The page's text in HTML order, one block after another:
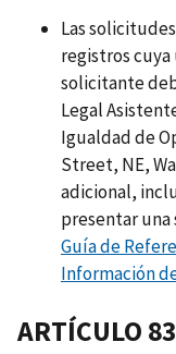
Las
registros cuya
solicitante
Legal
Igualdad de
Street, NE,
adicional,
presentar
Guía de
Información
ARTÍCULO